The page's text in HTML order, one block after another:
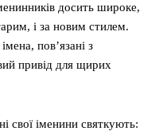
досить широке,
і за новим стилем.
пов’язані з
привід для щирих
свої іменини святкують: